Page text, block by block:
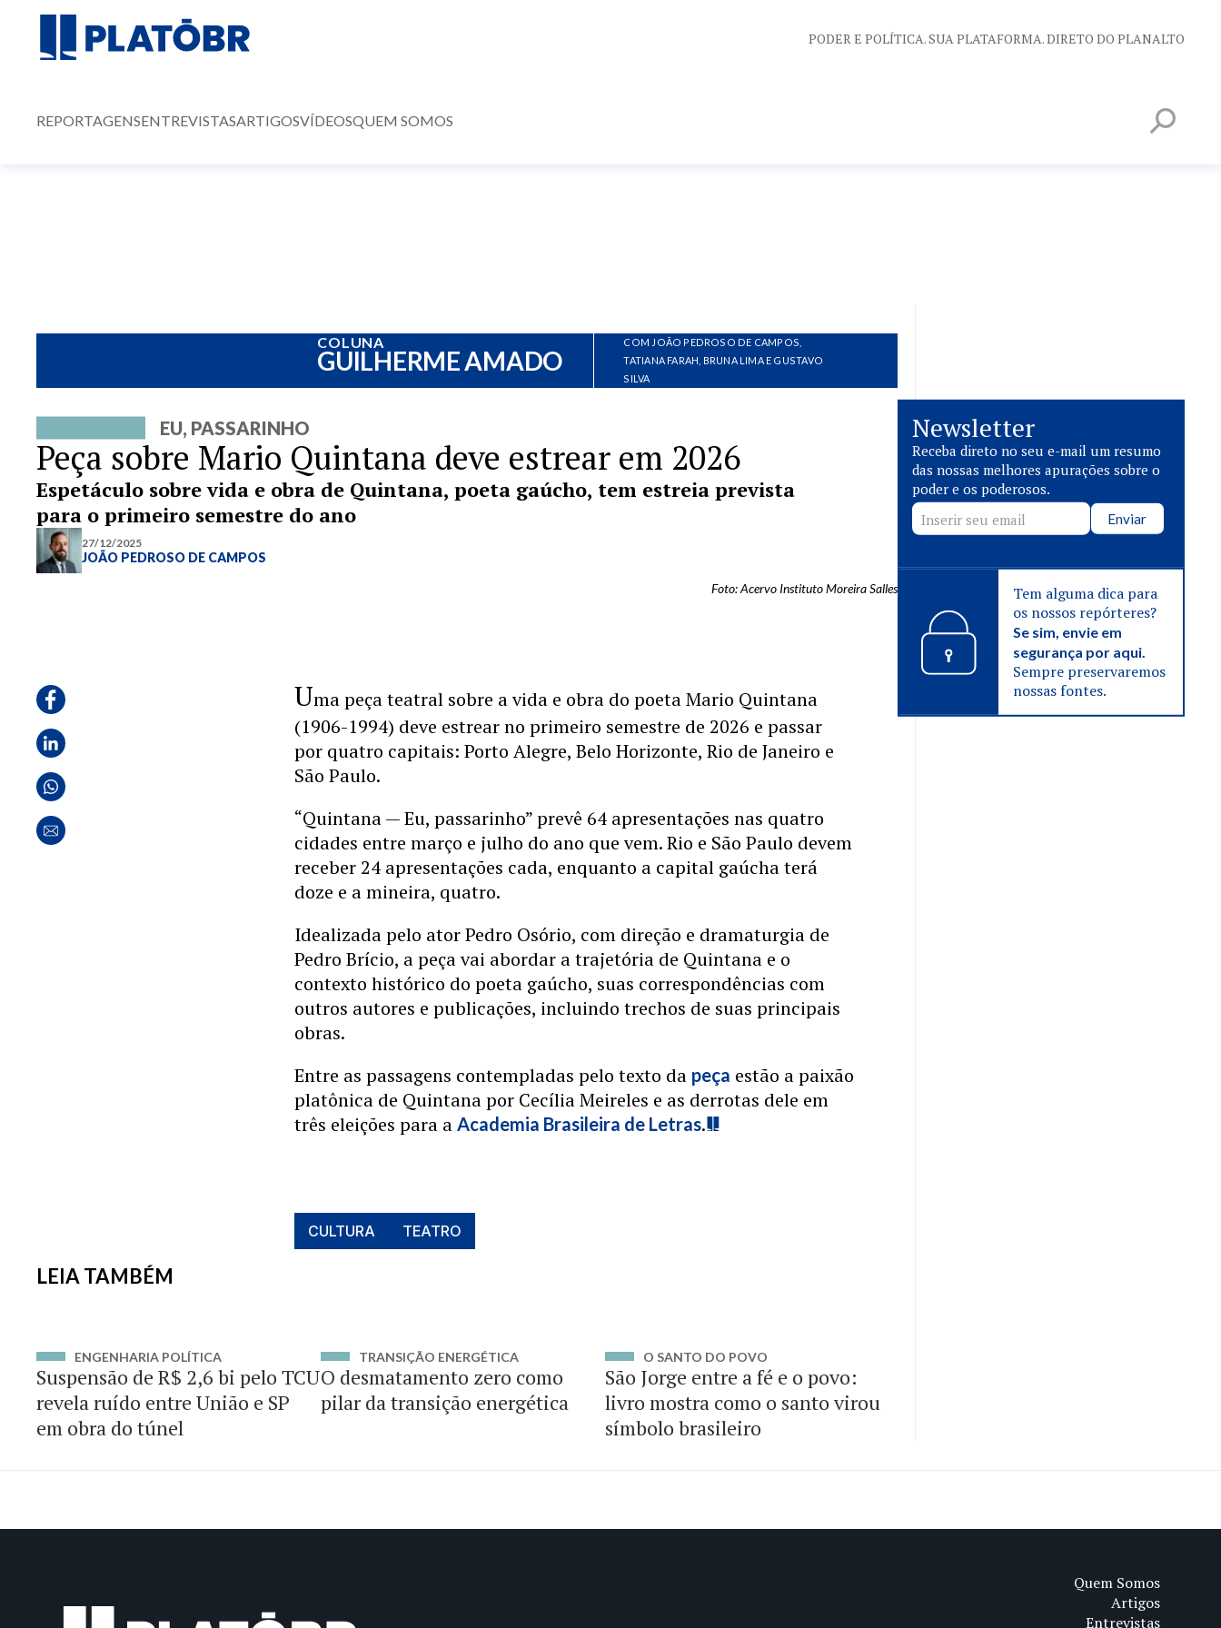
PODER E POLÍTICA. SUA PLATAFORMA. DIRETO DO PLANALTO
REPORTAGENSENTREVISTASARTIGOSVÍDEOSQUEM SOMOS
COLUNA
GUILHERME AMADO
COM JOÃO PEDROSO DE CAMPOS,
TATIANA FARAH, BRUNA LIMA E GUSTAVO
SILVA
EU, PASSARINHO
Peça sobre Mario Quintana deve estrear em 2026
Espetáculo sobre vida e obra de Quintana, poeta gaúcho, tem estreia prevista
para o primeiro semestre do ano
27/12/2025
JOÃO PEDROSO DE CAMPOS
Foto: Acervo Instituto Moreira Salles
Uma peça teatral sobre a vida e obra do poeta Mario Quintana
(1906-1994) deve estrear no primeiro semestre de 2026 e passar
por quatro capitais: Porto Alegre, Belo Horizonte, Rio de Janeiro e
São Paulo.
“Quintana — Eu, passarinho” prevê 64 apresentações nas quatro
cidades entre março e julho do ano que vem. Rio e São Paulo devem
receber 24 apresentações cada, enquanto a capital gaúcha terá
doze e a mineira, quatro.
Idealizada pelo ator Pedro Osório, com direção e dramaturgia de
Pedro Brício, a peça vai abordar a trajetória de Quintana e o
contexto histórico do poeta gaúcho, suas correspondências com
outros autores e publicações, incluindo trechos de suas principais
obras.
Entre as passagens contempladas pelo texto da peça estão a paixão
platônica de Quintana por Cecília Meireles e as derrotas dele em
três eleições para aAcademia Brasileira de Letras.
CULTURA TEATRO
LEIA TAMBÉM
ENGENHARIA POLÍTICA
Suspensão de R$ 2,6 bi pelo TCU
revela ruído entre União e SP
em obra do túnel
TRANSIÇÃO ENERGÉTICA
O desmatamento zero como
pilar da transição energética
O SANTO DO POVO
São Jorge entre a fé e o povo:
livro mostra como o santo virou
símbolo brasileiro
Newsletter
Receba direto no seu e-mail um resumo
das nossas melhores apurações sobre o
poder e os poderosos.
Enviar
Tem alguma dica para
os nossos repórteres?
Se sim, envie em
segurança por aqui.
Sempre preservaremos
nossas fontes.
Quem Somos
Artigos
Entrevistas